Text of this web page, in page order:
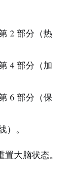
2 部分（热
4 部分（加
6 部分（保
。
大脑状态。